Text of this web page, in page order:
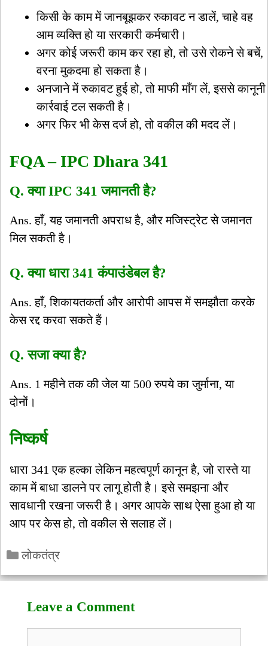
किसी के काम में जानबूझकर रुकावट न डालें, चाहे वह
आम व्यक्ति हो या सरकारी कर्मचारी।
अगर कोई जरूरी काम कर रहा हो, तो उसे रोकने से बचें,
वरना मुकदमा हो सकता है।
अनजाने में रुकावट हुई हो, तो माफी माँग लें, इससे कानूनी
कार्रवाई टल सकती है।
अगर फिर भी केस दर्ज हो, तो वकील की मदद लें।
FQA – IPC Dhara 341
Q. क्या IPC 341 जमानती है?
Ans. हाँ, यह जमानती अपराध है, और मजिस्ट्रेट से जमानत
मिल सकती है।
Q. क्या धारा 341 कंपाउंडेबल है?
Ans. हाँ, शिकायतकर्ता और आरोपी आपस में समझौता करके
केस रद्द करवा सकते हैं।
Q. सजा क्या है?
Ans. 1 महीने तक की जेल या 500 रुपये का जुर्माना, या
दोनों।
निष्कर्ष
धारा 341 एक हल्का लेकिन महत्वपूर्ण कानून है, जो रास्ते या
काम में बाधा डालने पर लागू होती है। इसे समझना और
सावधानी रखना जरूरी है। अगर आपके साथ ऐसा हुआ हो या
आप पर केस हो, तो वकील से सलाह लें।
Categories
लोकतंत्र
Leave a Comment